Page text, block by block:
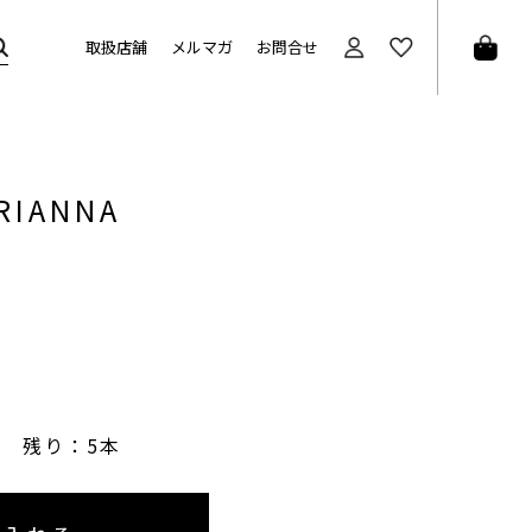
取扱店舗 メルマガ お問合せ
残り：5本